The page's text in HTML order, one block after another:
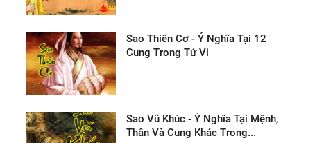
Sao Thiên Cơ - Ý Nghĩa Tại 12
Cung Trong Tử Vi
Sao Vũ Khúc - Ý Nghĩa Tại Mệnh,
Thân Và Cung Khác Trong...